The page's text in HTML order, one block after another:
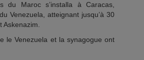
Maroc s’installa à Caracas,
Venezuela, atteignant jusqu’à 30
le Venezuela et la synagogue ont